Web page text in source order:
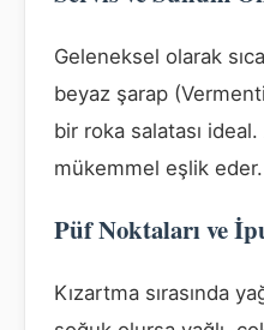
Geleneksel olarak
beyaz şarap
bir roka salatası
mükemmel eşlik eder.
Püf Noktaları ve
Kızartma sırasında